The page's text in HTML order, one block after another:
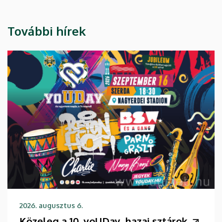
További hírek
2026. augusztus 6.